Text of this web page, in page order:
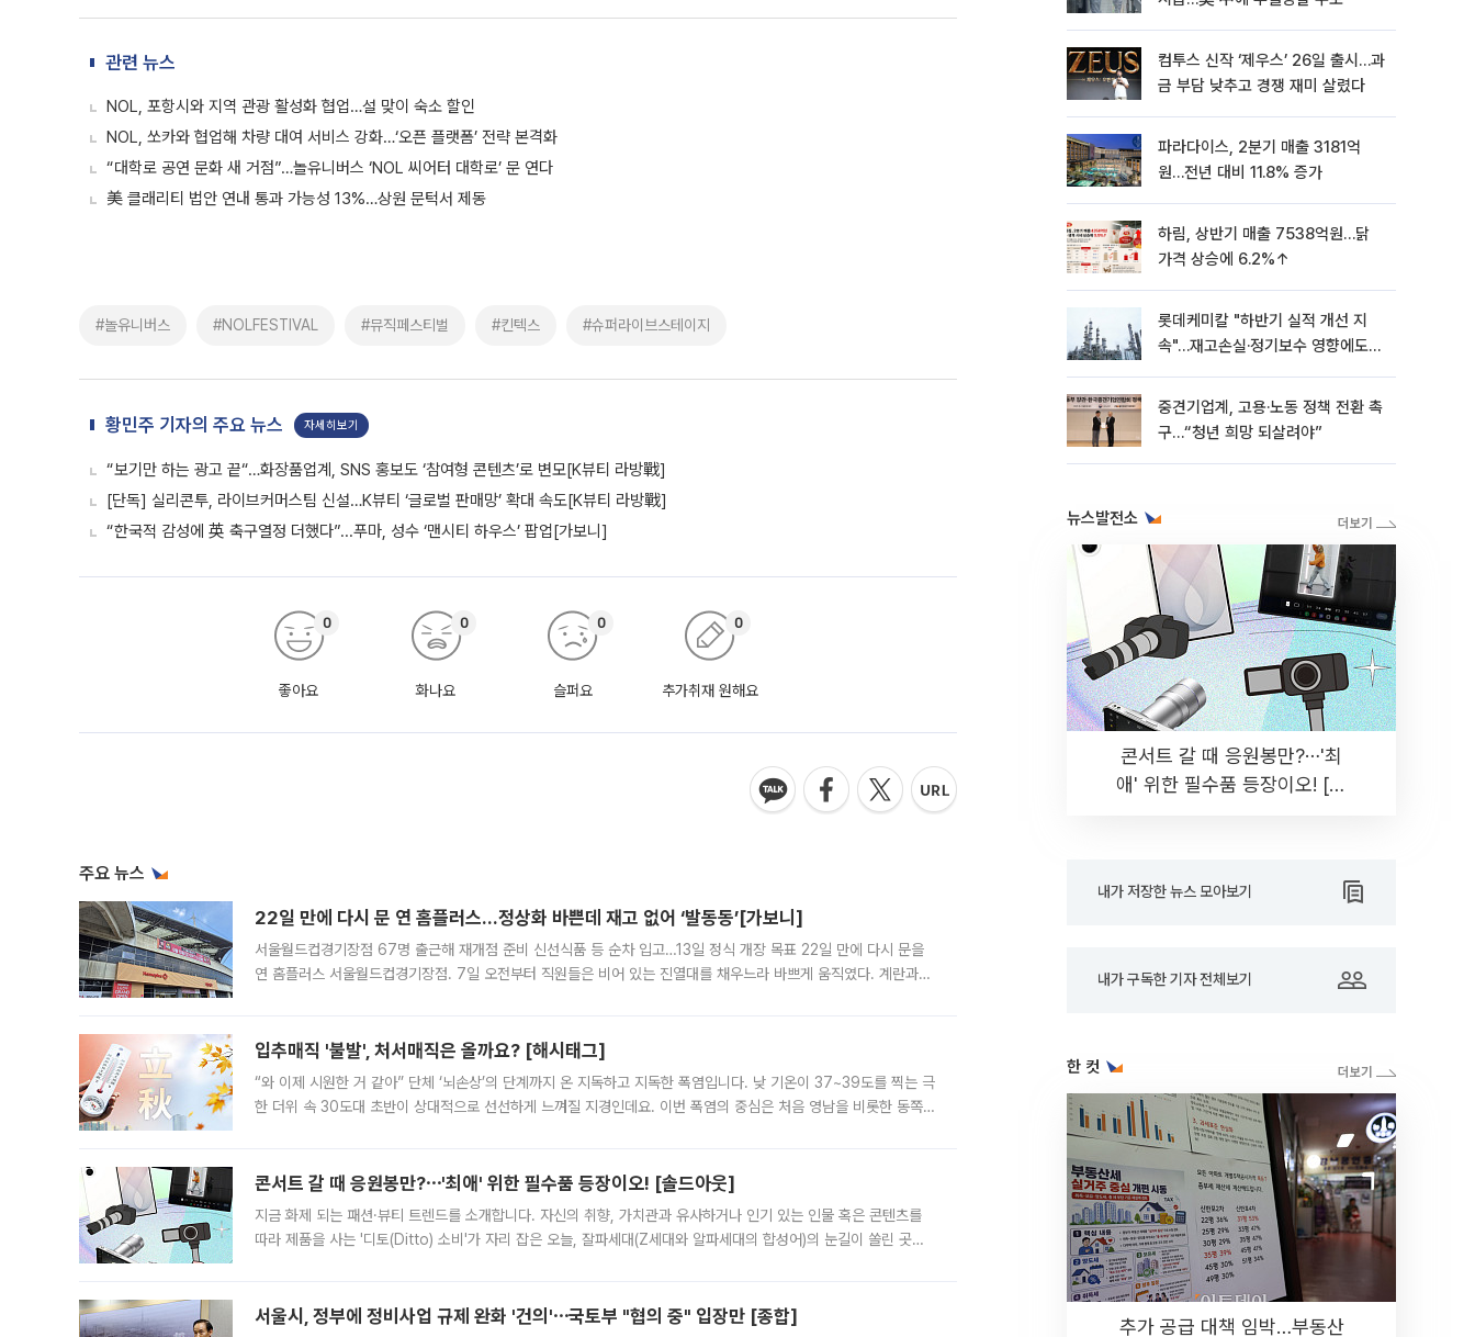
관련 뉴스
NOL, 포항시와 지역 관광 활성화 협업…설 맞이 숙소 할인
NOL, 쏘카와 협업해 차량 대여 서비스 강화…‘오픈 플랫폼’ 전략 본격화
“대학로 공연 문화 새 거점”…놀유니버스 ‘NOL 씨어터 대학로’ 문 연다
美 클래리티 법안 연내 통과 가능성 13%…상원 문턱서 제동
#놀유니버스 #NOLFESTIVAL #뮤직페스티벌 #킨텍스 #슈퍼라이브스테이지
황민주 기자의 주요 뉴스 자세히보기
“보기만 하는 광고 끝“…화장품업계, SNS 홍보도 ‘참여형 콘텐츠’로 변모[K뷰티 라방戰]
[단독] 실리콘투, 라이브커머스팀 신설…K뷰티 ‘글로벌 판매망’ 확대 속도[K뷰티 라방戰]
“한국적 감성에 英 축구열정 더했다”...푸마, 성수 ‘맨시티 하우스’ 팝업[가보니]
좋아요
0
화나요
0
슬퍼요
0
추가취재 원해요
0
주요 뉴스
22일 만에 다시 문 연 홈플러스…정상화 바쁜데 재고 없어 ‘발동동’[가보니]
서울월드컵경기장점 67명 출근해 재개점 준비 신선식품 등 순차 입고…13일 정식 개장 목표 22일 만에 다시 문을
연 홈플러스 서울월드컵경기장점. 7일 오전부터 직원들은 비어 있는 진열대를 채우느라 바쁘게 움직였다. 계란과
입추매직 '불발', 처서매직은 올까요? [해시태그]
“와 이제 시원한 거 같아” 단체 ‘뇌손상’의 단계까지 온 지독하고 지독한 폭염입니다. 낮 기온이 37~39도를 찍는 극
한 더위 속 30도대 초반이 상대적으로 선선하게 느껴질 지경인데요. 이번 폭염의 중심은 처음 영남을 비롯한 동쪽
콘서트 갈 때 응원봉만?⋯'최애' 위한 필수품 등장이오! [솔드아웃]
지금 화제 되는 패션·뷰티 트렌드를 소개합니다. 자신의 취향, 가치관과 유사하거나 인기 있는 인물 혹은 콘텐츠를
따라 제품을 사는 '디토(Ditto) 소비'가 자리 잡은 오늘, 잘파세대(Z세대와 알파세대의 합성어)의 눈길이 쏠린 곳은
서울시, 정부에 정비사업 규제 완화 '건의'⋯국토부 "협의 중" 입장만 [종합]
컴투스 신작 ‘제우스’ 26일 출시…과
금 부담 낮추고 경쟁 재미 살렸다
파라다이스, 2분기 매출 3181억
원…전년 대비 11.8% 증가
하림, 상반기 매출 7538억원…닭
가격 상승에 6.2%↑
롯데케미칼 "하반기 실적 개선 지
속"…재고손실·정기보수 영향에도
중견기업계, 고용·노동 정책 전환 촉
구…“청년 희망 되살려야”
뉴스발전소
콘서트 갈 때 응원봉만?⋯'최
애' 위한 필수품 등장이오! [솔
내가 저장한 뉴스 모아보기
내가 구독한 기자 전체보기
한 컷
추가 공급 대책 임박…부동산